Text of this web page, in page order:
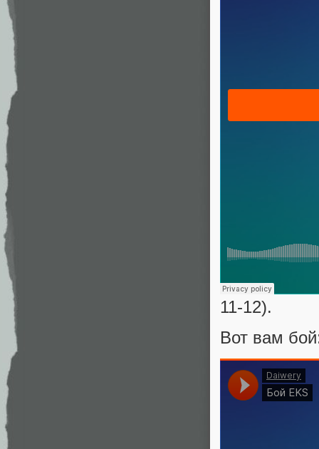
Про
11-12).
Вот вам